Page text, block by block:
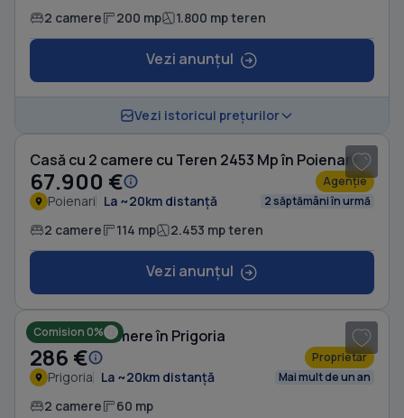
2 camere 200 mp 1.800 mp teren
Vezi anunțul
Vezi istoricul prețurilor
Casă cu 2 camere cu Teren 2453 Mp în Poienari
67.900 € Agenție
Poienari La ~20km distanță 2 săptămâni în urmă
2 camere 114 mp 2.453 mp teren
Vezi anunțul
Comision 0%
Casă cu 2 camere în Prigoria
286 € Proprietar
Prigoria La ~20km distanță Mai mult de un an
2 camere 60 mp